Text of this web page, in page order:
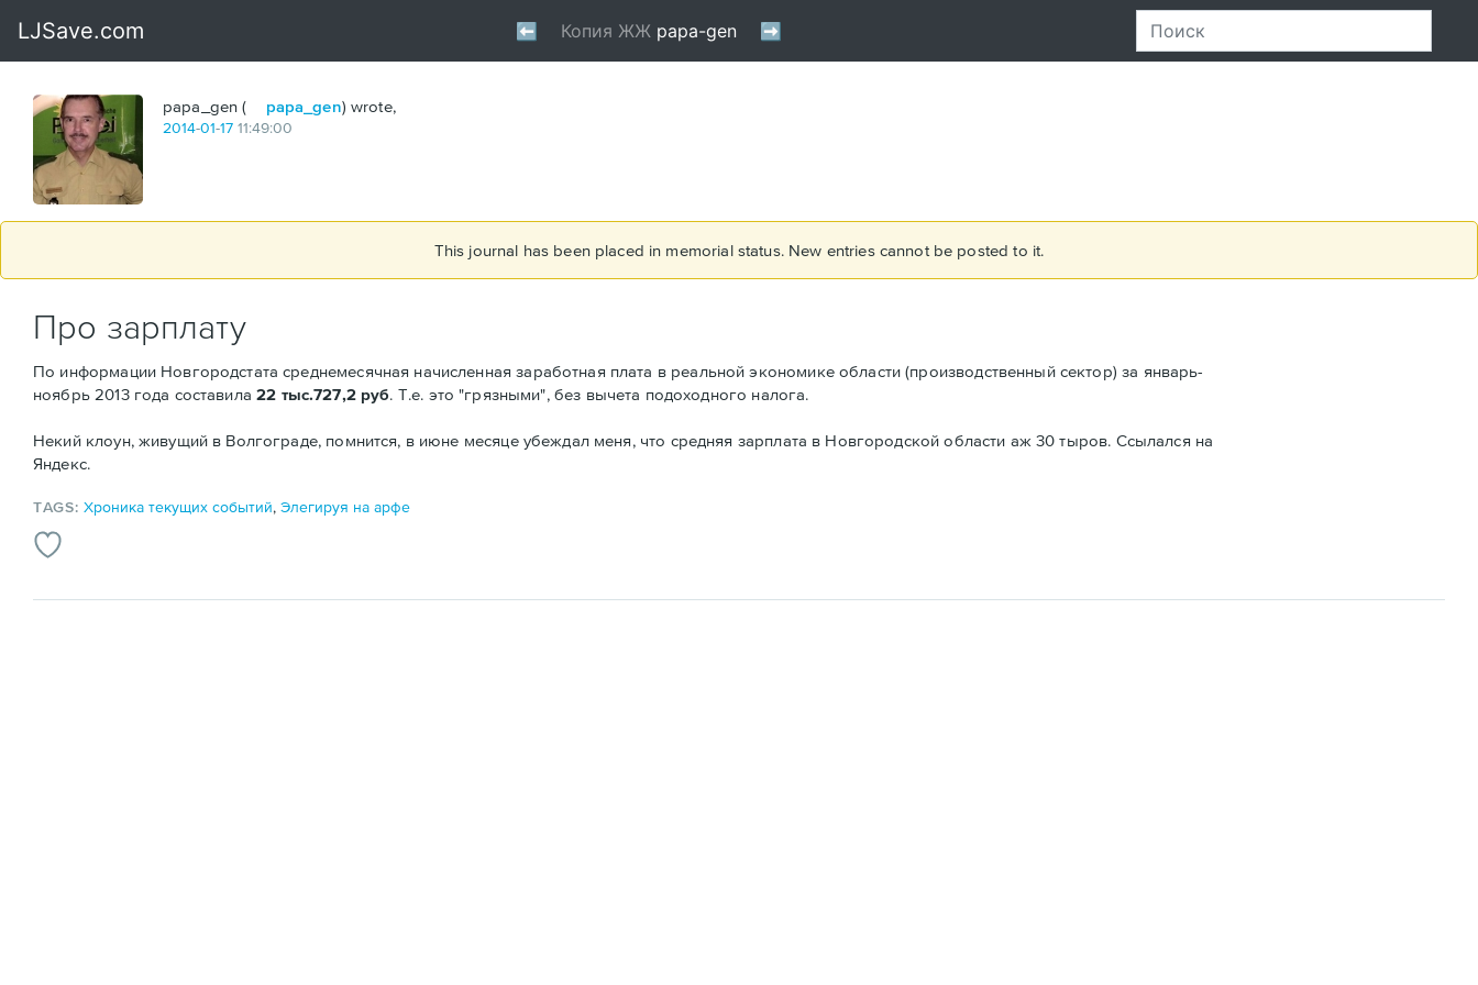
papa_gen ( papa_gen) wrote,
2014-01-17 11:49:00
This journal has been placed in memorial status. New entries cannot be posted to it.
Про зарплату
По информации Новгородстата среднемесячная начисленная заработная плата в реальной экономике области (производственный сектор) за январь-
ноябрь 2013 года составила22 тыс.727,2 руб. Т.е. это "грязными", без вычета подоходного налога.
Некий клоун, живущий в Волгограде, помнится, в июне месяце убеждал меня, что средняя зарплата в Новгородской области аж 30 тыров. Ссылался на
Яндекс.
TAGS:Хроника текущих событий,Элегируя на арфе